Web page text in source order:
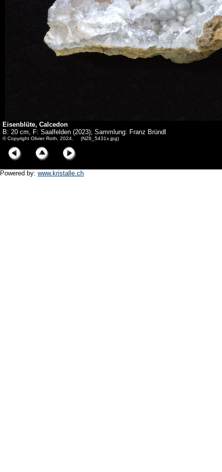
Eisenblüte, Calcedon
B: 20 cm, F: Saalfelden (2023); Sammlung: Franz Bründl
© Copyright Olivier Roth, 2024. (NZ6_5431x.jpg)
Powered by: www.kristalle.ch